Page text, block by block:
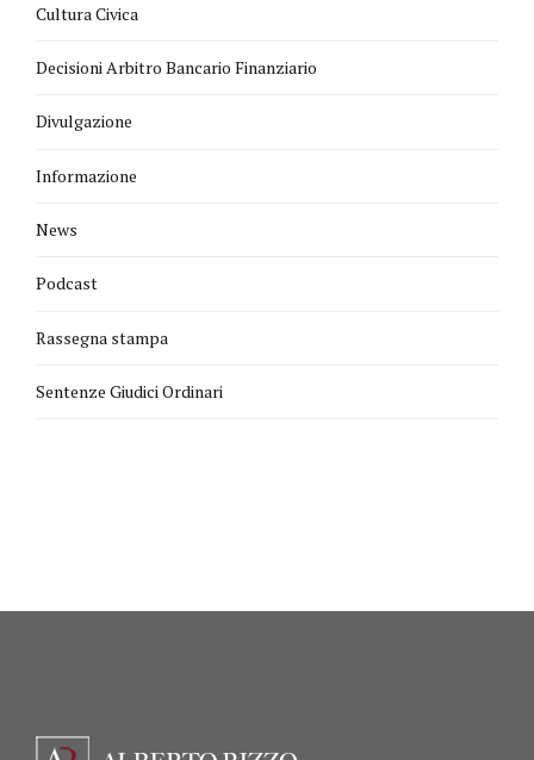
Cultura Civica
Decisioni Arbitro Bancario Finanziario
Divulgazione
Informazione
News
Podcast
Rassegna stampa
Sentenze Giudici Ordinari